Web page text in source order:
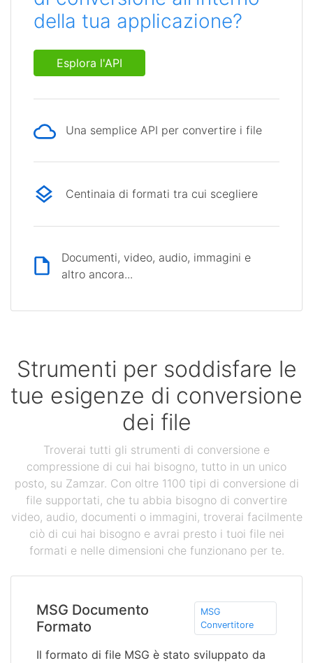
della tua applicazione?
Esplora l'API
Una semplice API per convertire i file
Centinaia di formati tra cui scegliere
Documenti, video, audio, immagini e
altro ancora...
Strumenti per soddisfare le
tue esigenze di conversione
dei file
Troverai tutti gli strumenti di conversione e
compressione di cui hai bisogno, tutto in un unico
posto, su Zamzar. Con oltre 1100 tipi di conversione di
file supportati, che tu abbia bisogno di convertire
video, audio, documenti o immagini, troverai facilmente
ciò di cui hai bisogno e avrai presto i tuoi file nei
formati e nelle dimensioni che funzionano per te.
MSG Documento
Formato
MSG
Convertitore
Il formato di file MSG è stato sviluppato da